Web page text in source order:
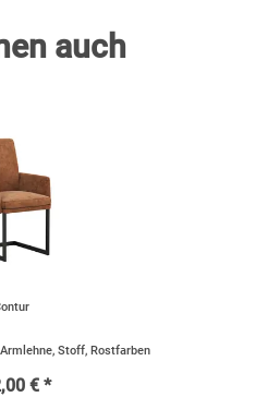
auch
Stoff, Rostfarben
€ *